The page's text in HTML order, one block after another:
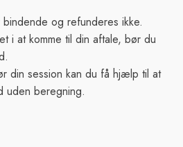
og refunderes ikke.
i at komme til din aftale, bør du
din session kan du få hjælp til at
uden beregning.